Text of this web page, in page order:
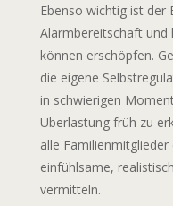
Ebenso wichtig ist der
Alarmbereitschaft
können erschöpfen.
die eigene
in schwierigen
Überlastung früh zu
alle
einfühlsame,
vermitteln.